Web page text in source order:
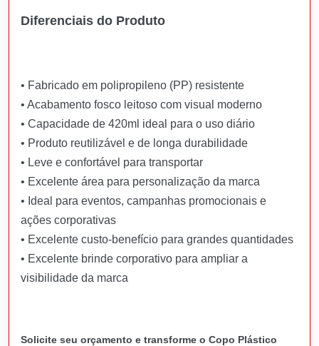
Diferenciais do Produto
• Fabricado em polipropileno (PP) resistente
• Acabamento fosco leitoso com visual moderno
• Capacidade de 420ml ideal para o uso diário
• Produto reutilizável e de longa durabilidade
• Leve e confortável para transportar
• Excelente área para personalização da marca
• Ideal para eventos, campanhas promocionais e
ações corporativas
• Excelente custo-benefício para grandes quantidades
• Excelente brinde corporativo para ampliar a
visibilidade da marca
Solicite seu orçamento e transforme o Copo Plástico